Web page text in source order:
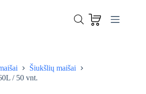
Į krepšelį
Šiukšlių maišai
/ 50 vnt.